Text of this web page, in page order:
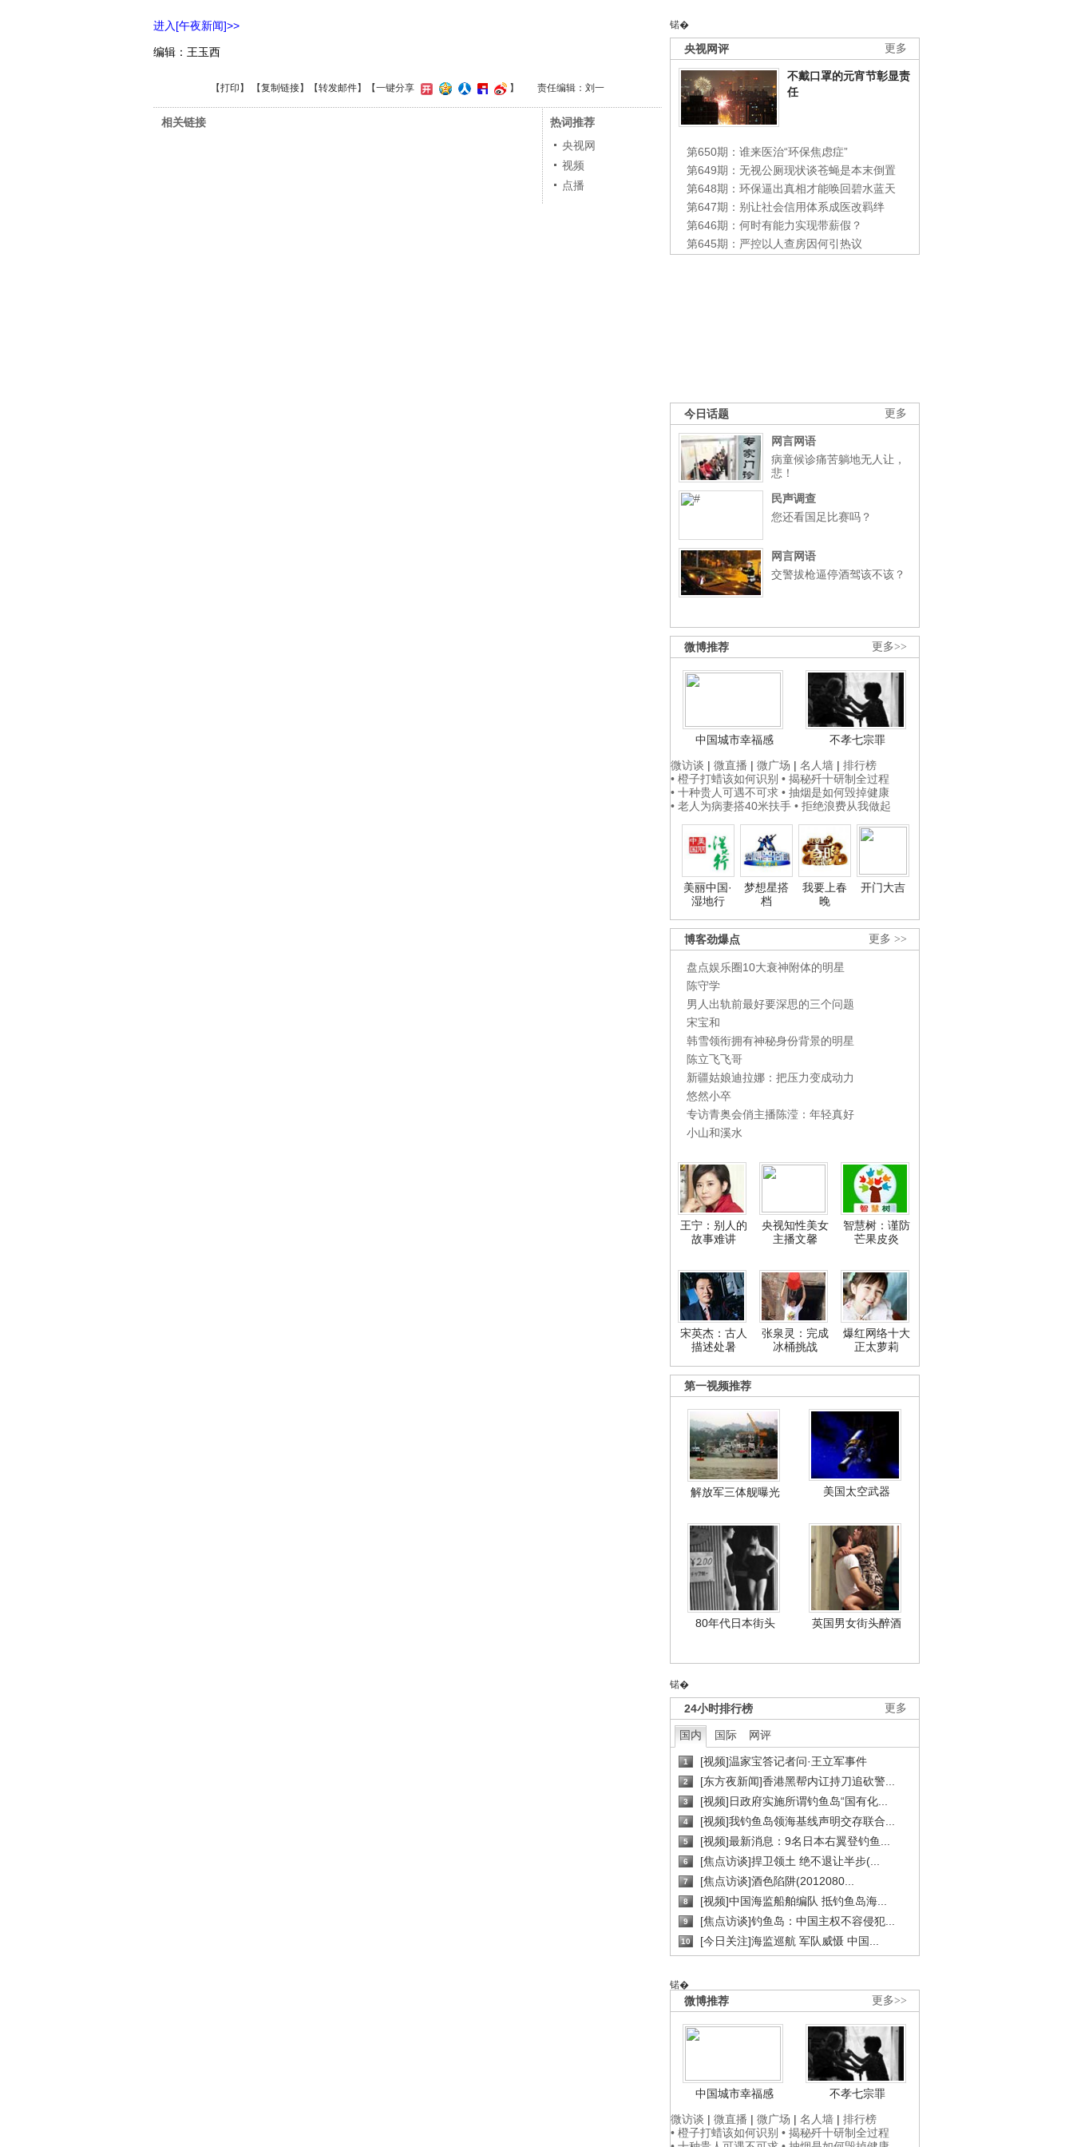
锘�
更多
央视网评
不戴口罩的元宵节彰显责
任
第650期：谁来医治“环保焦虑症”
第649期：无视公厕现状谈苍蝇是本末倒置
第648期：环保逼出真相才能唤回碧水蓝天
第647期：别让社会信用体系成医改羁绊
第646期：何时有能力实现带薪假？
第645期：严控以人查房因何引热议
更多
今日话题
网言网语
病童候诊痛苦躺地无人让，
悲！
民声调查
您还看国足比赛吗？
网言网语
交警拔枪逼停酒驾该不该？
更多>>
微博推荐
中国城市幸福感
不孝七宗罪
微访谈 | 微直播 | 微广场 | 名人墙 | 排行榜
• 橙子打蜡该如何识别 • 揭秘歼十研制全过程
• 十种贵人可遇不可求 • 抽烟是如何毁掉健康
• 老人为病妻搭40米扶手 • 拒绝浪费从我做起
美丽中国·
湿地行
梦想星搭
档
我要上春
晚
开门大吉
更多 >>
博客劲爆点
盘点娱乐圈10大衰神附体的明星
陈守学
男人出轨前最好要深思的三个问题
宋宝和
韩雪领衔拥有神秘身份背景的明星
陈立飞飞哥
新疆姑娘迪拉娜：把压力变成动力
悠然小卒
专访青奥会俏主播陈滢：年轻真好
小山和溪水
王宁：别人的
故事难讲
央视知性美女
主播文馨
智慧树：谨防
芒果皮炎
宋英杰：古人
描述处暑
张泉灵：完成
冰桶挑战
爆红网络十大
正太萝莉
第一视频推荐
解放军三体舰曝光 美国太空武器
80年代日本街头 英国男女街头醉酒
锘�
更多
24小时排行榜
国内 国际 网评
1 [视频]温家宝答记者问·王立军事件
2 [东方夜新闻]香港黑帮内讧持刀追砍警...
3 [视频]日政府实施所谓钓鱼岛“国有化...
4 [视频]我钓鱼岛领海基线声明交存联合...
5 [视频]最新消息：9名日本右翼登钓鱼...
6 [焦点访谈]捍卫领土 绝不退让半步(...
7 [焦点访谈]酒色陷阱(2012080...
8 [视频]中国海监船舶编队 抵钓鱼岛海...
9 [焦点访谈]钓鱼岛：中国主权不容侵犯...
10 [今日关注]海监巡航 军队威慑 中国...
锘�
更多>>
微博推荐
中国城市幸福感
不孝七宗罪
微访谈 | 微直播 | 微广场 | 名人墙 | 排行榜
• 橙子打蜡该如何识别 • 揭秘歼十研制全过程
进入[午夜新闻]>>
编辑：王玉西
【打印 】 【复制链接】【转发邮件】 【一键分享 】 责任编辑：刘一
相关链接
热词推荐
央视网
视频
点播